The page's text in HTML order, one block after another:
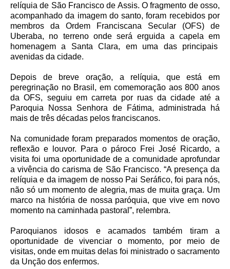
relíquia de São Francisco de Assis. O fragmento de osso,
acompanhado da imagem do santo, foram recebidos por
membros da Ordem Franciscana Secular (OFS) de
Uberaba, no terreno onde será erguida a capela em
homenagem a Santa Clara, em uma das principais
avenidas da cidade.
Depois de breve oração, a relíquia, que está em
peregrinação no Brasil, em comemoração aos 800 anos
da OFS, seguiu em carreta por ruas da cidade até a
Paroquia Nossa Senhora de Fátima, administrada há
mais de três décadas pelos franciscanos.
Na comunidade foram preparados momentos de oração,
reflexão e louvor. Para o pároco Frei José Ricardo, a
visita foi uma oportunidade de a comunidade aprofundar
a vivência do carisma de São Francisco. “A presença da
relíquia e da imagem de nosso Pai Seráfico, foi para nós,
não só um momento de alegria, mas de muita graça. Um
marco na história de nossa paróquia, que vive em novo
momento na caminhada pastoral”, relembra.
Paroquianos idosos e acamados também tiram a
oportunidade de vivenciar o momento, por meio de
visitas, onde em muitas delas foi ministrado o sacramento
da Unção dos enfermos.